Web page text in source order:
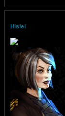
Hisiel